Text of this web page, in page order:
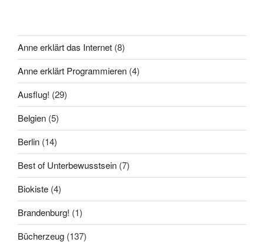
Anne erklärt das Internet (8)
Anne erklärt Programmieren (4)
Ausflug! (29)
Belgien (5)
Berlin (14)
Best of Unterbewusstsein (7)
Biokiste (4)
Brandenburg! (1)
Bücherzeug (137)